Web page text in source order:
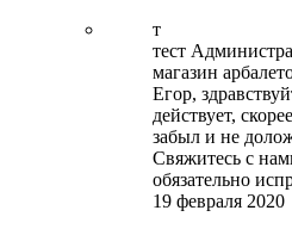
т
тест
магазин
Егор,
действует,
забыл и не
Свяжитесь с
обязательно
19 февраля 2020